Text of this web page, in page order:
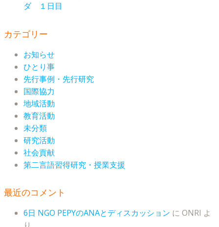
ダ １日目
カテゴリー
お知らせ
ひとり事
先行事例・先行研究
国際協力
地域活動
教育活動
未分類
研究活動
社会貢献
第二言語習得研究・授業支援
最近のコメント
6日 NGO PEPYのANAとディスカッション に ONRI よ
り